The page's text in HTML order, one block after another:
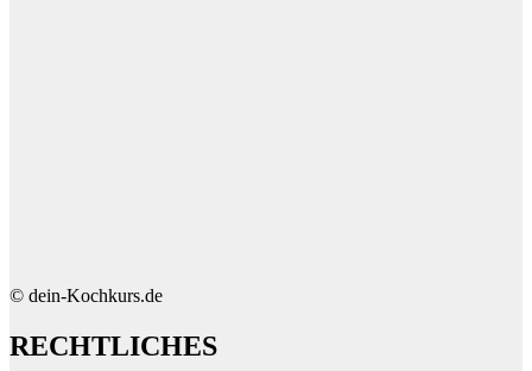
© dein-Kochkurs.de
RECHTLICHES